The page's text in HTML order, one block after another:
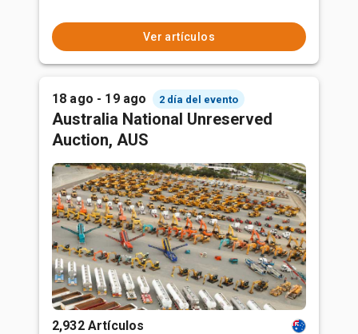
Ver artículos
18 ago - 19 ago 2 día del evento
Australia National Unreserved
Auction, AUS
2,932 Artículos